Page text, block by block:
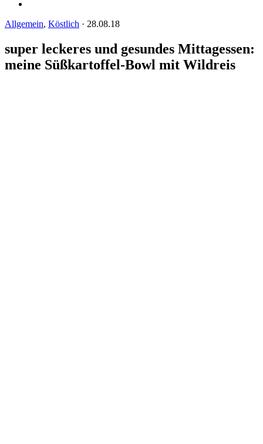
Allgemein, Köstlich · 28.08.18
super leckeres und gesundes Mittagessen:
meine Süßkartoffel-Bowl mit Wildreis